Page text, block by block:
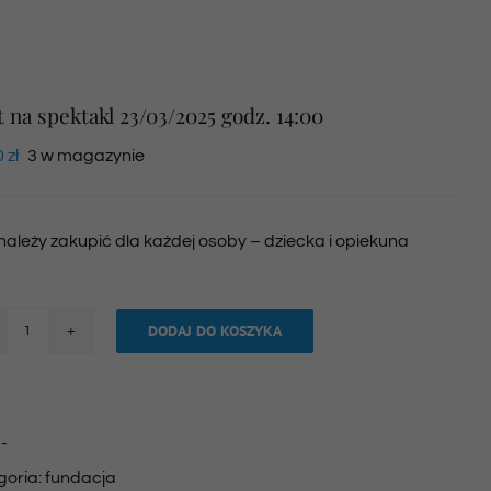
na spektakl 23/03/2025 godz. 14:00
zł 3 w magazynie
zakupić dla każdej osoby – dziecka i opiekuna
23/03/2025
DODAJ DO KOSZYKA
-
fundacja